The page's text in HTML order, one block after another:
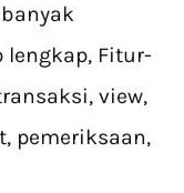
Fitur-
view,
pemeriksaan,